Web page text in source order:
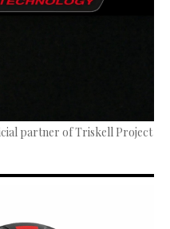
partner of Triskell Project